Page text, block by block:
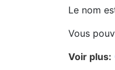
Le nom
Vous
Voir plus: